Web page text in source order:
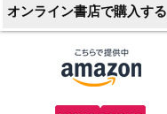
オンライン書店で購入する